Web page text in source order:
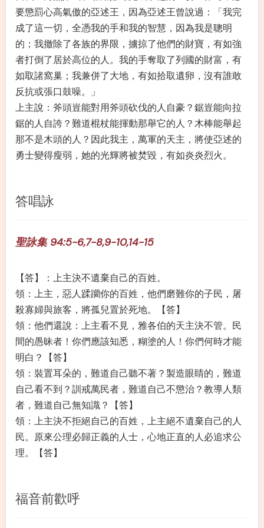
要懲罰心高氣傲的亞述王，因為亞述王曾說過：「我完
成了這一切，全憑我的手和我的智慧，因為我是聰明
的；我撤除了各族的界限，擄掠了他們的財寶，有如強
者打倒了居於高位的人。我的手奪取了列國的財富，有
如取諸窩巢；我兼併了大地，有如拾取遺卵，沒有誰敢
反抗或張口鼓噪。」
上主說：斧頭豈能對用斧頭砍伐的人自豪？鋸豈能向拉
鋸的人自誇？難道棍杖能揮動那舉它的人？木棒能舉起
那不是木頭的人？因此我主，萬軍的天主，將使亞述的
勇士變得瘦弱，她的光輝將被焚毀，有如炎炎烈火。
答唱詠
聖詠集 94:5-6,7-8,9-10,14-15
【答】：上主決不遺棄自己的百姓。
領：上主，惡人蹂躪你的百姓，他們磨難你的子民，屠
殺寡婦與旅客，將孤兒置於死地。【答】
領：他們還說：上主看不見，雅各伯的天主決不管。民
間的愚昧者！你們應該知悉，糊塗的人！你們何時才能
明白？【答】
領：裝置耳朵的，難道自己聽不著？製造眼睛的，難道
自己看不到？訓戒萬民者，難道自己不懲治？教導人類
者，難道自己無知識？【答】
領：上主決不拒絕自己的百姓，上主絕不遺棄自己的人
民。原來公理必歸正義的人士，心地正直的人必追求公
理。【答】
福音前歡呼